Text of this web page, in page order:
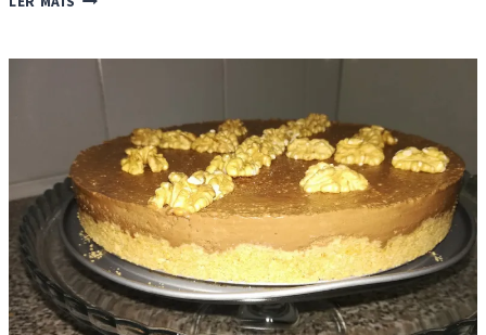
COM
COBERTURA
CHOCOLATE